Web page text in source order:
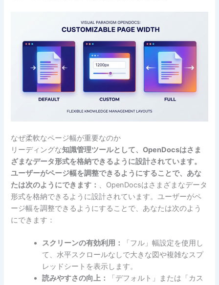
なぜ柔軟なページ幅が重要なのか
リーディングな知識管理ツールとして、OpenDocsはさま
ざまなデータ形式を格納できるように設計されています。
ユーザーがページ幅を調整できるようにすることで、あな
たは次のようにできます： 、OpenDocsはさまざまなデータ
形式を格納できるように設計されています。ユーザーがペ
ージ幅を調整できるようにすることで、あなたは次のよう
にできます：
スクリーンの有効利用：
「フル」幅設定を使用し
て、水平スクロールなしで大きな図や複雑なスプ
レッドシートを表示します。
読みやすさの向上：
「デフォルト」または「カス